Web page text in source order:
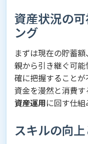
資産状況の
ング
まずは現在の貯蓄
親から引き継ぐ可
確に把握すること
資金を漫然と消費す
資産運用に回す仕組
スキルの向